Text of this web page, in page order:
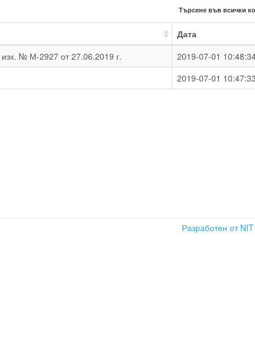
Търсене във всички
Дата
№ М-2927 от 27.06.2019 г.
2019-07-01
2019-07-01 10:47:33
Разработен от NIT